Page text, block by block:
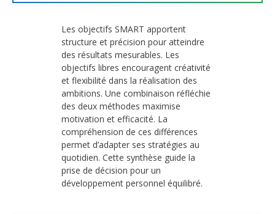
Les objectifs SMART apportent
structure et précision pour atteindre
des résultats mesurables. Les
objectifs libres encouragent créativité
et flexibilité dans la réalisation des
ambitions. Une combinaison réfléchie
des deux méthodes maximise
motivation et efficacité. La
compréhension de ces différences
permet d’adapter ses stratégies au
quotidien. Cette synthèse guide la
prise de décision pour un
développement personnel équilibré.